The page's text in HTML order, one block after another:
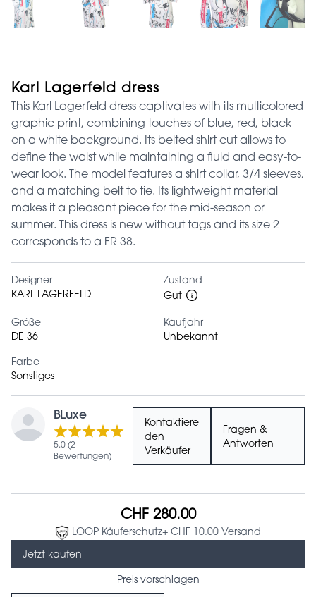
Karl Lagerfeld dress
This Karl Lagerfeld dress captivates with its multicolored
graphic print, combining touches of blue, red, black
on a white background. Its belted shirt cut allows to
define the waist while maintaining a fluid and easy-to-
wear look. The model features a shirt collar, 3/4 sleeves,
and a matching belt to tie. Its lightweight material
makes it a pleasant piece for the mid-season or
summer. This dress is new without tags and its size 2
corresponds to a FR 38.
Designer
KARL LAGERFELD
Zustand
Gut
Größe
DE 36
Kaufjahr
Unbekannt
Farbe
Sonstiges
BLuxe
5.0 (2
Bewertungen)
Kontaktiere
den
Verkäufer
Fragen &
Antworten
CHF 280.00
LOOP Käuferschutz+ CHF 10.00 Versand
Jetzt kaufen
Preis vorschlagen